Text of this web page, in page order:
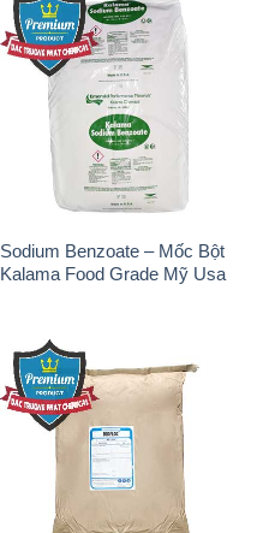
Sodium Benzoate – Mốc Bột
Kalama Food Grade Mỹ Usa